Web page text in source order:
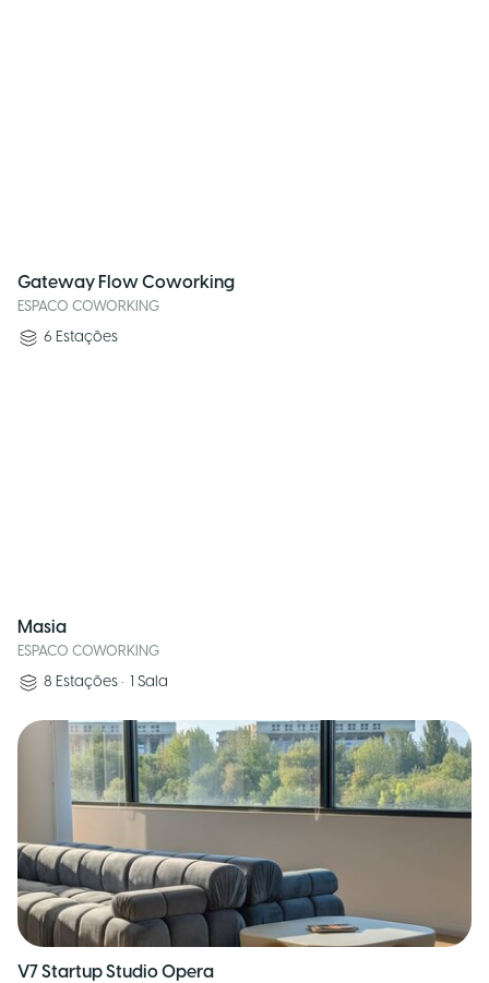
Gateway Flow Coworking
ESPACO COWORKING
6 Estações
Masia
ESPACO COWORKING
8 Estações • 1 Sala
V7 Startup Studio Opera